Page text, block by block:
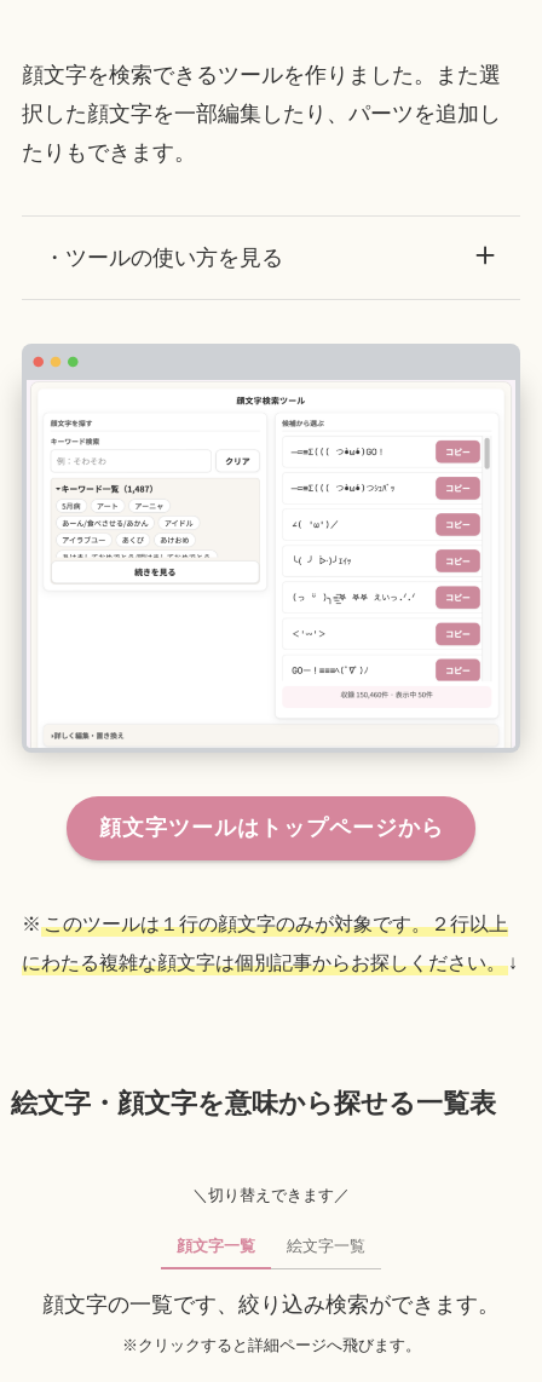
顔文字を検索できるツールを作りました。また選
択した顔文字を一部編集したり、パーツを追加し
たりもできます。
・ツールの使い方を見る
顔文字ツールはトップページから
※ このツールは１行の顔文字のみが対象です。２行以上
にわたる複雑な顔文字は個別記事からお探しください。↓
絵文字・顔文字を意味から探せる一覧表
＼切り替えできます／
顔文字一覧 絵文字一覧
顔文字の一覧です、絞り込み検索ができます。
※クリックすると詳細ページへ飛びます。